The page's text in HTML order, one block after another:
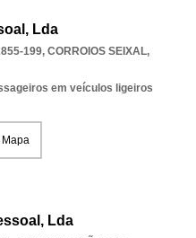
Lda
199, CORROIOS SEIXAL,
em veículos ligeiros
Mapa
Lda